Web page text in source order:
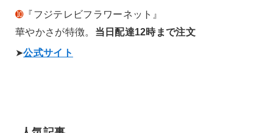
➓『フジテレビフラワーネット』
華やかさが特徴。 当日配達12時まで注文
➤公式サイト